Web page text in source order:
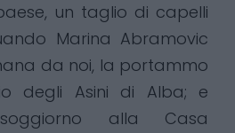
un taglio di capelli
Marina Abramovic
da noi, la portammo
degli Asini di Alba; e
alla Casa